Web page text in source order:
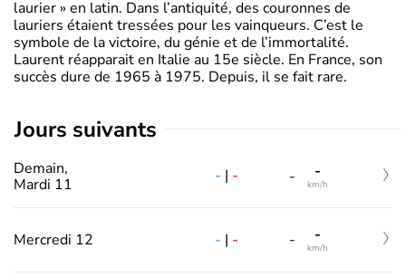
laurier » en latin. Dans l’antiquité, des couronnes de
lauriers étaient tressées pour les vainqueurs. C’est le
symbole de la victoire, du génie et de l’immortalité.
Laurent réapparait en Italie au 15e siècle. En France, son
succès dure de 1965 à 1975. Depuis, il se fait rare.
jours suivants
Demain,
Mardi 11
- | - - -
km/h
Mercredi 12 - | - - -
km/h